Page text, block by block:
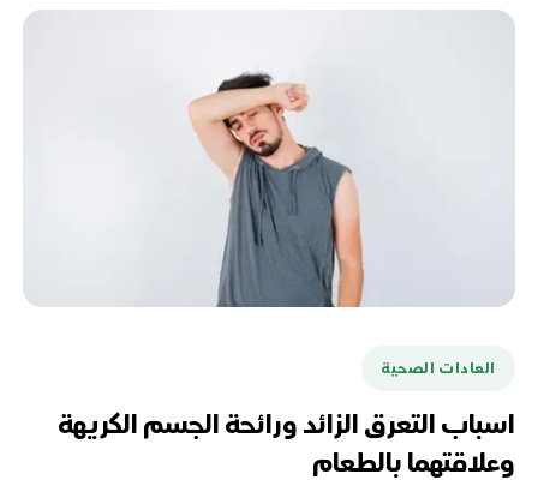
العادات الصحية
اسباب التعرق الزائد ورائحة الجسم الكريهة
وعلاقتهما بالطعام